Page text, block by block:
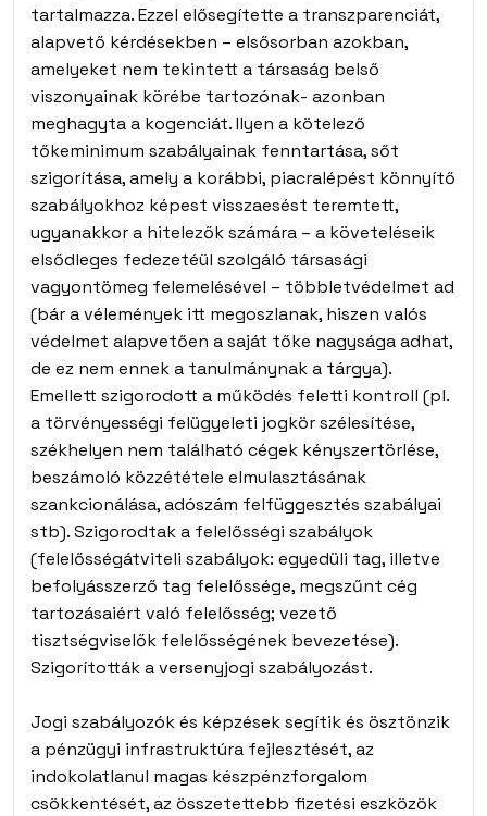
tartalmazza. Ezzel elősegítette a transzparenciát,
alapvető kérdésekben – elsősorban azokban,
amelyeket nem tekintett a társaság belső
viszonyainak körébe tartozónak- azonban
meghagyta a kogenciát. Ilyen a kötelező
tőkeminimum szabályainak fenntartása, sőt
szigorítása, amely a korábbi, piacralépést könnyítő
szabályokhoz képest visszaesést teremtett,
ugyanakkor a hitelezők számára – a követeléseik
elsődleges fedezetéül szolgáló társasági
vagyontömeg felemelésével – többletvédelmet ad
(bár a vélemények itt megoszlanak, hiszen valós
védelmet alapvetően a saját tőke nagysága adhat,
de ez nem ennek a tanulmánynak a tárgya).
Emellett szigorodott a működés feletti kontroll (pl.
a törvényességi felügyeleti jogkör szélesítése,
székhelyen nem található cégek kényszertörlése,
beszámoló közzététele elmulasztásának
szankcionálása, adószám felfüggesztés szabályai
stb). Szigorodtak a felelősségi szabályok
(felelősségátviteli szabályok: egyedüli tag, illetve
befolyásszerző tag felelőssége, megszűnt cég
tartozásaiért való felelősség; vezető
tisztségviselők felelősségének bevezetése).
Szigorították a versenyjogi szabályozást.
Jogi szabályozók és képzések segítik és ösztönzik
a pénzügyi infrastruktúra fejlesztését, az
indokolatlanul magas készpénzforgalom
csökkentését, az összetettebb fizetési eszközök